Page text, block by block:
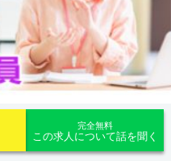
完全無料
この求人について話を聞く